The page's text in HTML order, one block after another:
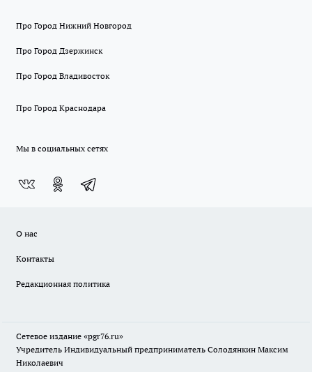
Про Город Нижний Новгород
Про Город Дзержинск
Про Город Владивосток
Про Город Краснодара
Мы в социальных сетях
О нас
Контакты
Редакционная политика
Сетевое издание «pgr76.ru»
Учредитель Индивидуальный предприниматель Солодянкин Максим
Николаевич